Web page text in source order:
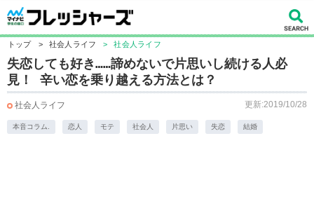
トップ > 社会人ライフ > 社会人ライフ
失恋しても好き……諦めないで片思いし続ける人必
見！ 辛い恋を乗り越える方法とは？
社会人ライフ 更新:2019/10/28
本音コラム. 恋人 モテ 社会人 片思い 失恋 結婚